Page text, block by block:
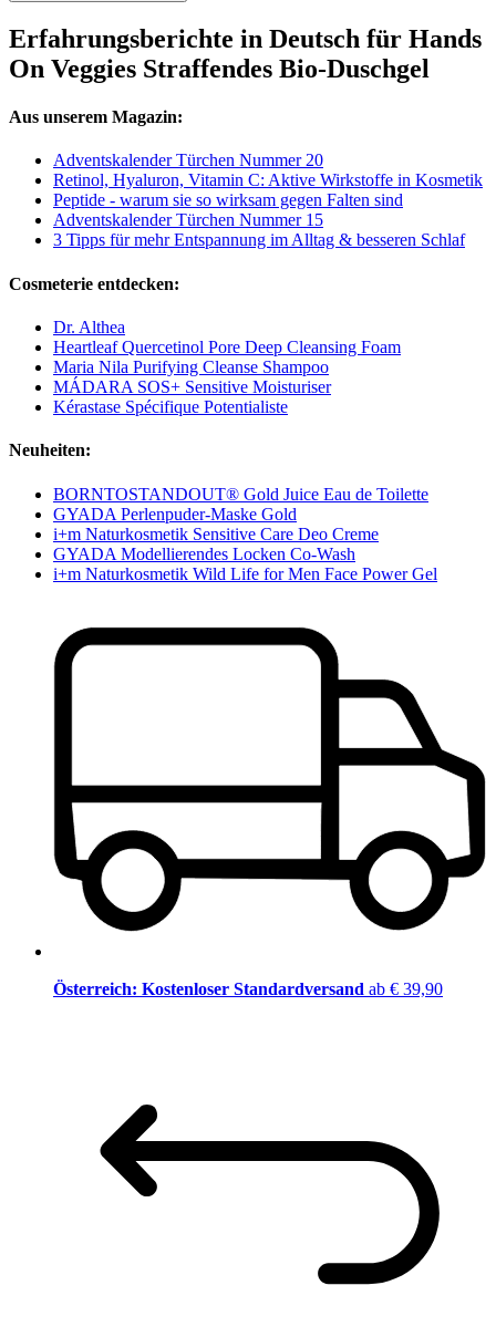
Erfahrungsberichte in Deutsch für Hands
On Veggies Straffendes Bio-Duschgel
Aus unserem Magazin:
Adventskalender Türchen Nummer 20
Retinol, Hyaluron, Vitamin C: Aktive Wirkstoffe in Kosmetik
Peptide - warum sie so wirksam gegen Falten sind
Adventskalender Türchen Nummer 15
3 Tipps für mehr Entspannung im Alltag & besseren Schlaf
Cosmeterie entdecken:
Dr. Althea
Heartleaf Quercetinol Pore Deep Cleansing Foam
Maria Nila Purifying Cleanse Shampoo
MÁDARA SOS+ Sensitive Moisturiser
Kérastase Spécifique Potentialiste
Neuheiten:
BORNTOSTANDOUT® Gold Juice Eau de Toilette
GYADA Perlenpuder-Maske Gold
i+m Naturkosmetik Sensitive Care Deo Creme
GYADA Modellierendes Locken Co-Wash
i+m Naturkosmetik Wild Life for Men Face Power Gel
Österreich: Kostenloser Standardversand ab € 39,90